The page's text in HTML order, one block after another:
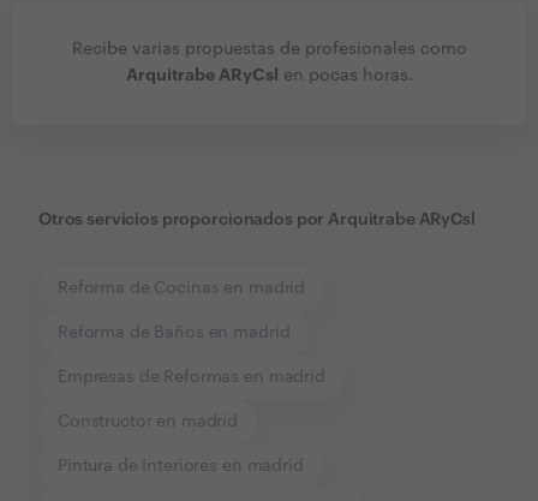
Recibe varias propuestas de profesionales como
Arquitrabe ARyCsl
en pocas horas.
Otros servicios proporcionados por Arquitrabe ARyCsl
Reforma de Cocinas en madrid
Reforma de Baños en madrid
Empresas de Reformas en madrid
Constructor en madrid
Pintura de Interiores en madrid